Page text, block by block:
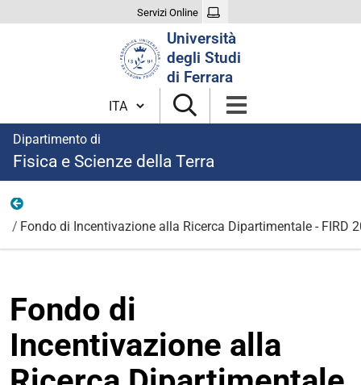
Servizi Online
Università
degli Studi
di Ferrara
Cambia lingua
Dipartimento di
Fisica e Scienze della Terra
Fondo di Incentivazione alla Ricerca Dipartimentale - FIRD
Fondo di
Incentivazione alla